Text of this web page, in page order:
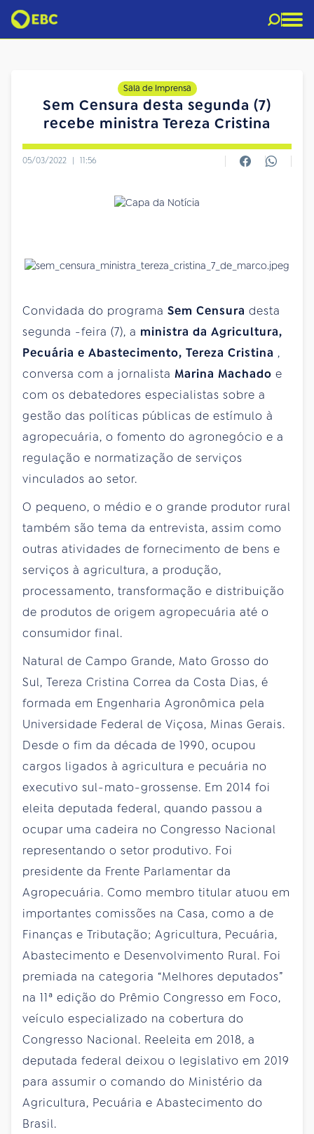
Sala de Imprensa
Sem Censura desta segunda (7)
recebe ministra Tereza Cristina
05/03/2022 | 11:56
Convidada do programa Sem Censura desta
segunda -feira (7), a ministra da Agricultura,
Pecuária e Abastecimento, Tereza Cristina ,
conversa com a jornalista Marina Machado e
com os debatedores especialistas sobre a
gestão das políticas públicas de estímulo à
agropecuária, o fomento do agronegócio e a
regulação e normatização de serviços
vinculados ao setor.
O pequeno, o médio e o grande produtor rural
também são tema da entrevista, assim como
outras atividades de fornecimento de bens e
serviços à agricultura, a produção,
processamento, transformação e distribuição
de produtos de origem agropecuária até o
consumidor final.
Natural de Campo Grande, Mato Grosso do
Sul, Tereza Cristina Correa da Costa Dias, é
formada em Engenharia Agronômica pela
Universidade Federal de Viçosa, Minas Gerais.
Desde o fim da década de 1990, ocupou
cargos ligados à agricultura e pecuária no
executivo sul-mato-grossense. Em 2014 foi
eleita deputada federal, quando passou a
ocupar uma cadeira no Congresso Nacional
representando o setor produtivo. Foi
presidente da Frente Parlamentar da
Agropecuária. Como membro titular atuou em
importantes comissões na Casa, como a de
Finanças e Tributação; Agricultura, Pecuária,
Abastecimento e Desenvolvimento Rural. Foi
premiada na categoria “Melhores deputados”
na 11ª edição do Prêmio Congresso em Foco,
veículo especializado na cobertura do
Congresso Nacional. Reeleita em 2018, a
deputada federal deixou o legislativo em 2019
para assumir o comando do Ministério da
Agricultura, Pecuária e Abastecimento do
Brasil.